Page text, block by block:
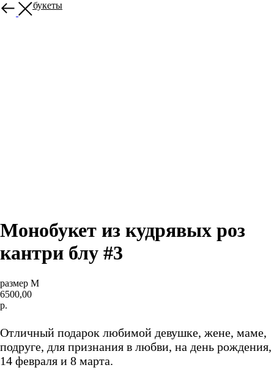
Другие букеты
Монобукет из кудрявых роз
кантри блу #3
размер М
6500,00
р.
Отличный подарок любимой девушке, жене, маме,
подруге, для признания в любви, на день рождения,
14 февраля и 8 марта.